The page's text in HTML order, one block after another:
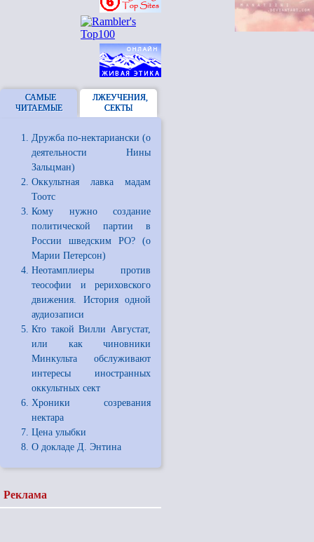
САМЫЕ
ЧИТАЕМЫЕ
ЛЖЕУЧЕНИЯ,
СЕКТЫ
Дружба по-нектариански (о
деятельности Нины
Зальцман)
Оккультная лавка мадам
Тоотс
Кому нужно создание
политической партии в
России шведским РО? (о
Марии Петерсон)
Неотамплиеры против
теософии и рериховского
движения. История одной
аудиозаписи
Кто такой Вилли Августат,
или как чиновники
Минкульта обслуживают
интересы иностранных
оккультных сект
Хроники созревания
нектара
Цена улыбки
О докладе Д. Энтина
Реклама